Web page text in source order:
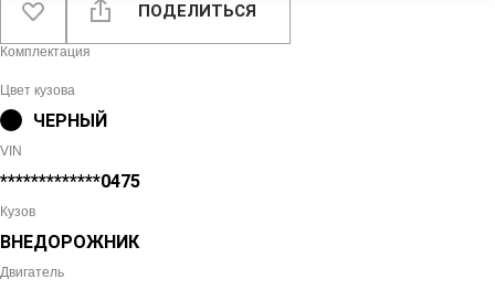
ПОДЕЛИТЬСЯ
Комплектация
Цвет кузова
ЧЕРНЫЙ
VIN
*************0475
Кузов
ВНЕДОРОЖНИК
Двигатель